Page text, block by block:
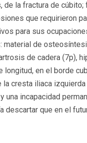
la fractura de
que requirieron
para sus
de
de cadera (7p),
en el borde
cresta iliaca
incapacidad
descartar que en el